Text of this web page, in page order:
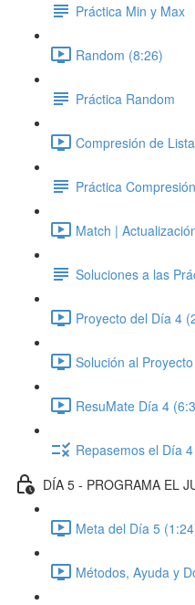
Práctica Min y Max
Random (8:26)
Práctica Random
Compresión de
Práctica
Match |
Soluciones a las
Proyecto del Día 4
Solución al
ResuMate Día 4
Repasemos el Día 4
DÍA 5 - PROGRAMA EL
Meta del Día 5
Métodos, Ayuda y